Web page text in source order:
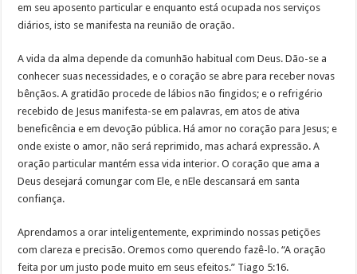
em seu aposento particular e enquanto está ocupada nos serviços
diários, isto se manifesta na reunião de oração.
A vida da alma depende da comunhão habitual com Deus. Dão-se a
conhecer suas necessidades, e o coração se abre para receber novas
bênçãos. A gratidão procede de lábios não fingidos; e o refrigério
recebido de Jesus manifesta-se em palavras, em atos de ativa
beneficência e em devoção pública. Há amor no coração para Jesus; e
onde existe o amor, não será reprimido, mas achará expressão. A
oração particular mantém essa vida interior. O coração que ama a
Deus desejará comungar com Ele, e nEle descansará em santa
confiança.
Aprendamos a orar inteligentemente, exprimindo nossas petições
com clareza e precisão. Oremos como querendo fazê-lo. “A oração
feita por um justo pode muito em seus efeitos.” Tiago 5:16.